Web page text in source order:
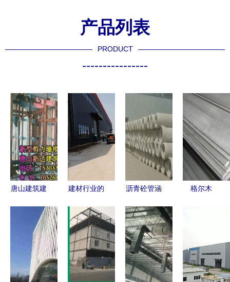
产品列表
PRODUCT
----------------
唐山建筑建
产业优势与
区域发展新
动力
建材行业的
——建筑材
料的角色再
认识
沥青砼管涵
建筑材料创
新应用解析
格尔木
的坚固之选